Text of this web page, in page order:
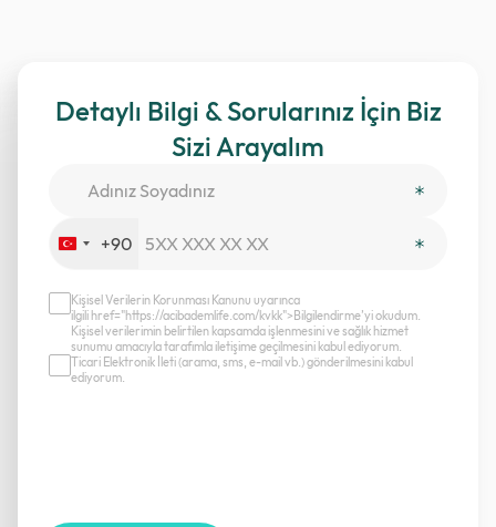
Detaylı Bilgi & Sorularınız İçin Biz
Sizi Arayalım
Turkey
+90
Kişisel Verilerin Korunması Kanunu uyarınca
ilgili href="https://acibademlife.com/kvkk">Bilgilendirme’yi okudum.
Kişisel verilerimin belirtilen kapsamda işlenmesini ve sağlık hizmet
sunumu amacıyla tarafımla iletişime geçilmesini kabul ediyorum.
Ticari Elektronik İleti (arama, sms, e-mail vb.) gönderilmesini kabul
ediyorum.